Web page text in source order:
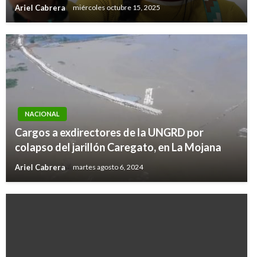
Ariel Cabrera miércoles octubre 15, 2025
NACIONAL
Cargos a exdirectores de la UNGRD por
colapso del jarillón Caregato, en La Mojana
Ariel Cabrera martes agosto 6, 2024